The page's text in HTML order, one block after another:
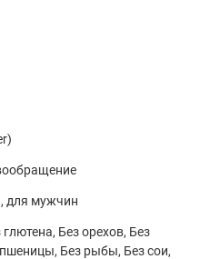
в нашем обычном прочном
беременности/кормления
следует
для мужчин
Без орехов, Без
Без рыбы, Без сои,